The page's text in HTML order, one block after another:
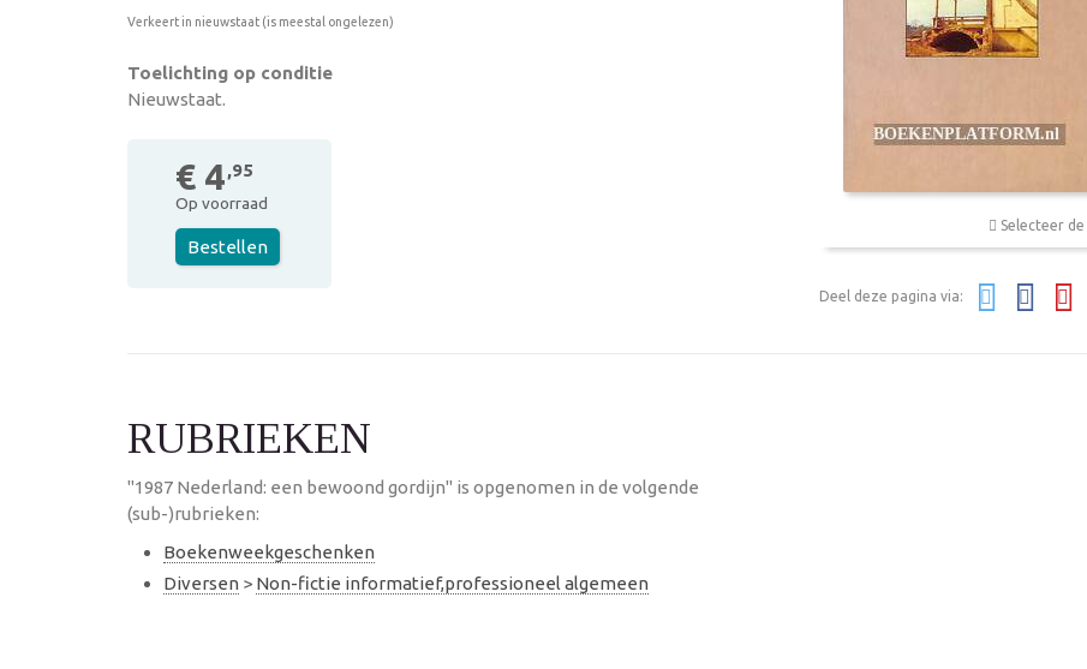
Verkeert in nieuwstaat (is meestal ongelezen)
Toelichting op conditie
Nieuwstaat.
€ 4,95
Op voorraad
Bestellen
Selecteer
Deel deze pagina via:
RUBRIEKEN
"1987 Nederland: een bewoond gordijn" is opgenomen in de volgende
(sub-)rubrieken:
Boekenweekgeschenken
Diversen > Non-fictie informatief,professioneel algemeen